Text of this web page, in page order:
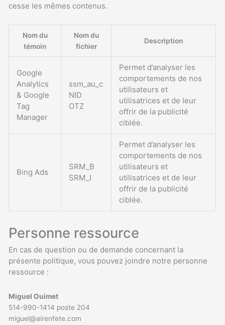
cesse les mêmes contenus.
Nom du
témoin
Nom du
fichier
Description
Google
Analytics
& Google
Tag
Manager
ssm_au_c
NID
OTZ
Permet d’analyser les
comportements de nos
utilisateurs et
utilisatrices et de leur
offrir de la publicité
ciblée.
Bing Ads
SRM_B
SRM_I
Permet d’analyser les
comportements de nos
utilisateurs et
utilisatrices et de leur
offrir de la publicité
ciblée.
Personne ressource
En cas de question ou de demande concernant la
présente politique, vous pouvez joindre notre personne
ressource :
Miguel Ouimet
514-990-1414 poste 204
miguel@airenfete.com